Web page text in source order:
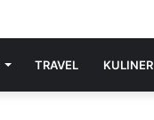
TRAVEL KULINER